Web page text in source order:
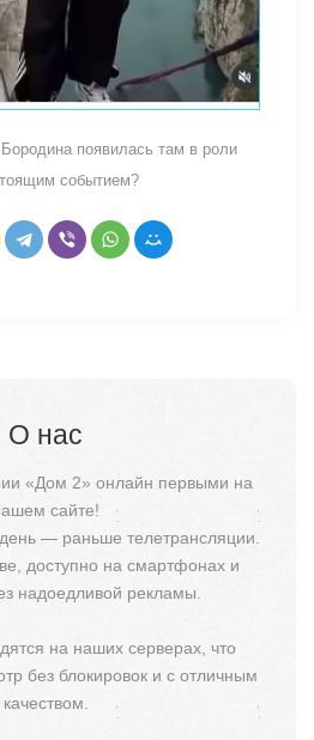
появилась там в роли
событием?
О нас
«Дом 2» онлайн первыми на
сайте!
— раньше телетрансляции.
доступно на смартфонах и
надоедливой рекламы.
на наших серверах, что
без блокировок и с отличным
качеством.